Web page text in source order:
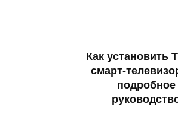
Как установить
смарт-
подробное